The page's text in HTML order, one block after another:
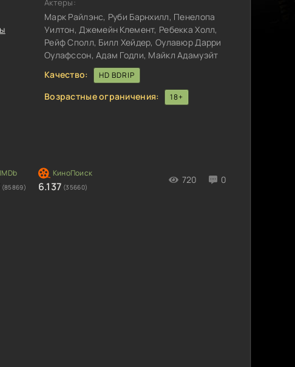
(85869) 6.137 (35660)
720 0
Актеры:
Марк Райлэнс, Руби Барнхилл, Пенелопа
Уилтон, Джемейн Клемент, Ребекка Холл,
Рейф Сполл, Билл Хейдер, Оулавюр Дарри
Оулафссон, Адам Годли, Майкл Адамуэйт
Качество:
HD BDRIP
Возрастные ограничения: 18+